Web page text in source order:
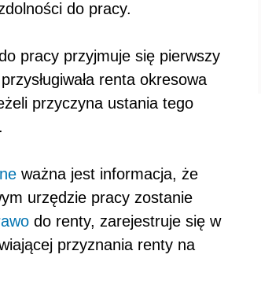
do pracy.
pracy przyjmuje się pierwszy
renta okresowa
przyczyna ustania tego
ważna jest informacja, że
urzędzie pracy zostanie
do renty, zarejestruje się w
przyznania renty na